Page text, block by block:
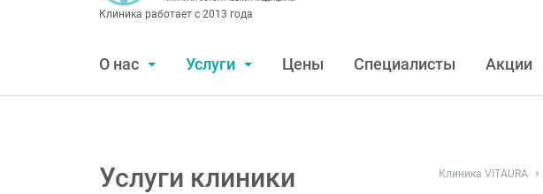
Клиника работает с 2013 года
О нас Услуги Цены Специалисты Акции
Клиника VITAURA
Услуги клиники